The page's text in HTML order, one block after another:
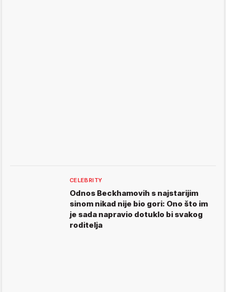
CELEBRITY
Odnos Beckhamovih s najstarijim
sinom nikad nije bio gori: Ono što im
je sada napravio dotuklo bi svakog
roditelja